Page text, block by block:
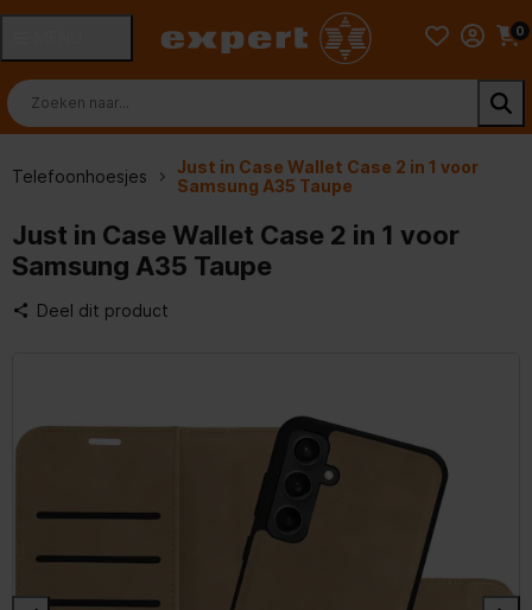
0
Telefoonhoesjes
Just in Case Wallet Case 2 in 1 voor
Samsung A35 Taupe
Just in Case Wallet Case 2 in 1 voor
Samsung A35 Taupe
Deel dit product